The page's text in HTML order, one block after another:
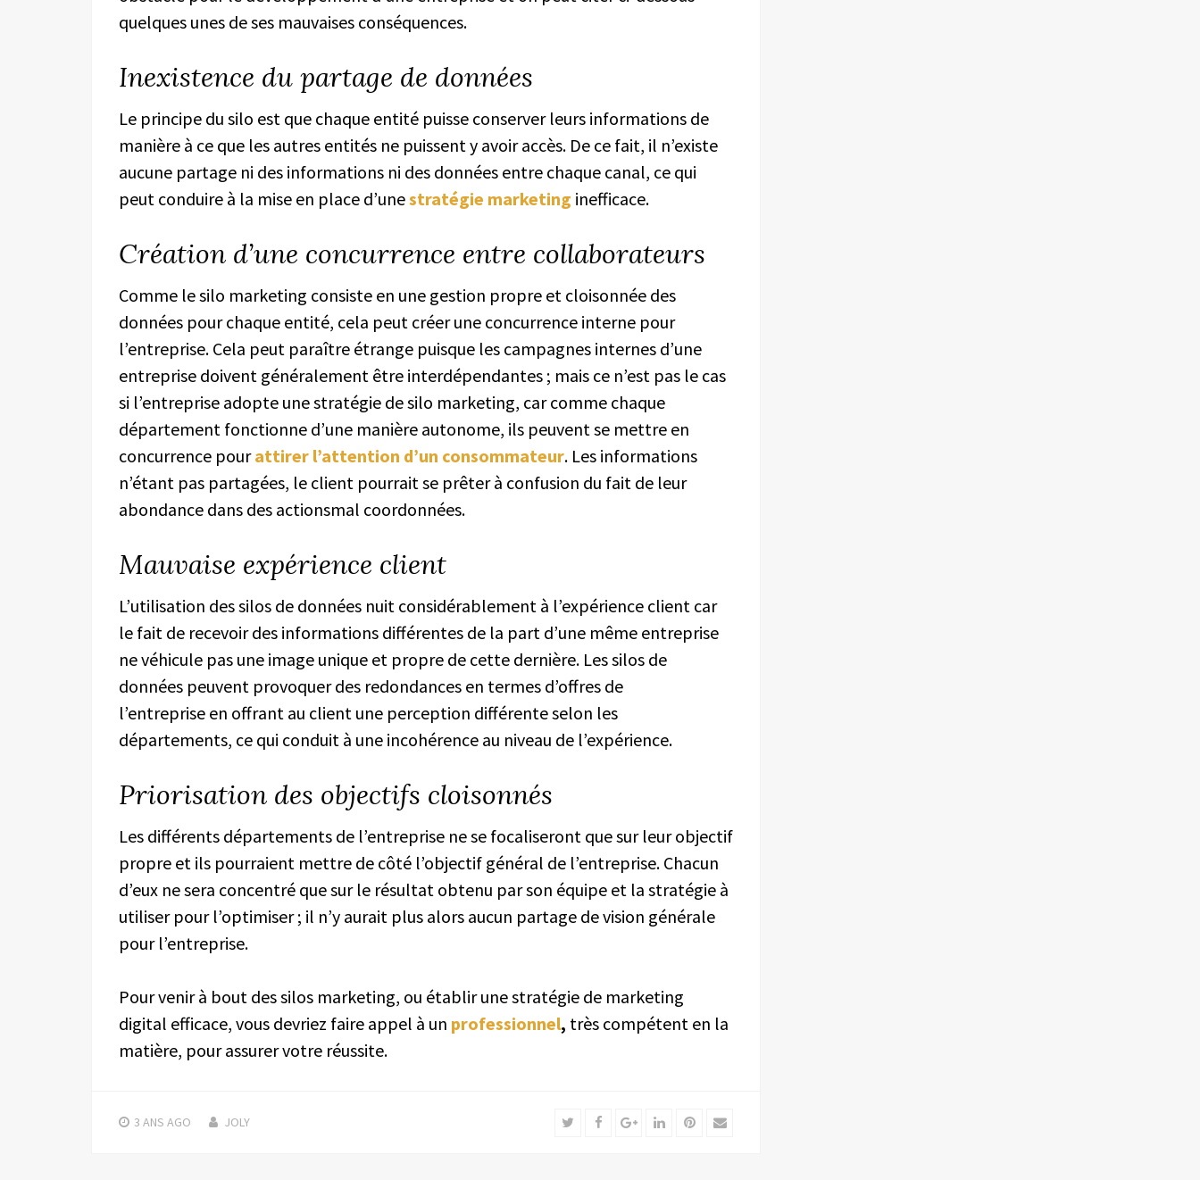
quelques unes de ses mauvaises conséquences.
Inexistence du partage de données
Le principe du silo est que chaque entité puisse conserver leurs informations de
manière à ce que les autres entités ne puissent y avoir accès. De ce fait, il n’existe
aucune partage ni des informations ni des données entre chaque canal, ce qui
peut conduire à la mise en place d’unestratégie marketing inefficace.
Création d’une concurrence entre collaborateurs
Comme le silo marketing consiste en une gestion propre et cloisonnée des
données pour chaque entité, cela peut créer une concurrence interne pour
l’entreprise. Cela peut paraître étrange puisque les campagnes internes d’une
entreprise doivent généralement être interdépendantes ; mais ce n’est pas le cas
si l’entreprise adopte une stratégie de silo marketing, car comme chaque
département fonctionne d’une manière autonome, ils peuvent se mettre en
concurrence pourattirer l’attention d’un consommateur. Les informations
n’étant pas partagées, le client pourrait se prêter à confusion du fait de leur
abondance dans des actionsmal coordonnées.
Mauvaise expérience client
L’utilisation des silos de données nuit considérablement à l’expérience client car
le fait de recevoir des informations différentes de la part d’une même entreprise
ne véhicule pas une image unique et propre de cette dernière. Les silos de
données peuvent provoquer des redondances en termes d’offres de
l’entreprise en offrant au client une perception différente selon les
départements, ce qui conduit à une incohérence au niveau de l’expérience.
Priorisation des objectifs cloisonnés
Les différents départements de l’entreprise ne se focaliseront que sur leur objectif
propre et ils pourraient mettre de côté l’objectif général de l’entreprise. Chacun
d’eux ne sera concentré que sur le résultat obtenu par son équipe et la stratégie à
utiliser pour l’optimiser ; il n’y aurait plus alors aucun partage de vision générale
pour l’entreprise.
Pour venir à bout des silos marketing, ou établir une stratégie de marketing
digital efficace, vous devriez faire appel à un professionnel, très compétent en la
matière, pour assurer votre réussite.
3 ANS AGO JOLY TwitterFacebookGoogle+LinkedInPinterest
Email